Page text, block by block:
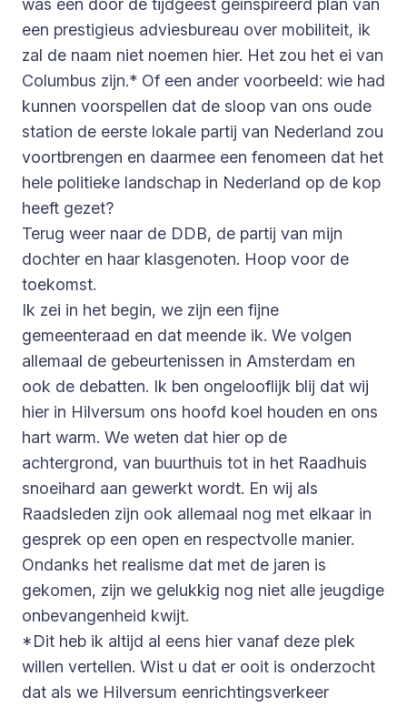
was een door de tijdgeest geïnspireerd plan van
een prestigieus adviesbureau over mobiliteit, ik
zal de naam niet noemen hier. Het zou het ei van
Columbus zijn.* Of een ander voorbeeld: wie had
kunnen voorspellen dat de sloop van ons oude
station de eerste lokale partij van Nederland zou
voortbrengen en daarmee een fenomeen dat het
hele politieke landschap in Nederland op de kop
heeft gezet?
Terug weer naar de DDB, de partij van mijn
dochter en haar klasgenoten. Hoop voor de
toekomst.
Ik zei in het begin, we zijn een fijne
gemeenteraad en dat meende ik. We volgen
allemaal de gebeurtenissen in Amsterdam en
ook de debatten. Ik ben ongelooflijk blij dat wij
hier in Hilversum ons hoofd koel houden en ons
hart warm. We weten dat hier op de
achtergrond, van buurthuis tot in het Raadhuis
snoeihard aan gewerkt wordt. En wij als
Raadsleden zijn ook allemaal nog met elkaar in
gesprek op een open en respectvolle manier.
Ondanks het realisme dat met de jaren is
gekomen, zijn we gelukkig nog niet alle jeugdige
onbevangenheid kwijt.
*Dit heb ik altijd al eens hier vanaf deze plek
willen vertellen. Wist u dat er ooit is onderzocht
dat als we Hilversum eenrichtingsverkeer